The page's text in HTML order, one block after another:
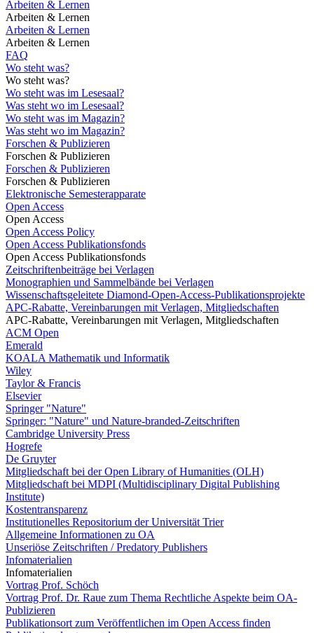
Arbeiten & Lernen
Arbeiten & Lernen
Arbeiten & Lernen
Arbeiten & Lernen
FAQ
Wo steht was?
Wo steht was?
Wo steht was im Lesesaal?
Was steht wo im Lesesaal?
Wo steht was im Magazin?
Was steht wo im Magazin?
Forschen & Publizieren
Forschen & Publizieren
Forschen & Publizieren
Forschen & Publizieren
Elektronische Semesterapparate
Open Access
Open Access
Open Access Policy
Open Access Publikationsfonds
Open Access Publikationsfonds
Zeitschriftenbeiträge bei Verlagen
Monographien und Sammelbände bei Verlagen
Wissenschaftsgeleitete Diamond-Open-Access-Publikationsprojekte
APC-Rabatte, Vereinbarungen mit Verlagen, Mitgliedschaften
APC-Rabatte, Vereinbarungen mit Verlagen, Mitgliedschaften
ACM Open
Emerald
KOALA Mathematik und Informatik
Wiley
Taylor & Francis
Elsevier
Springer "Nature"
Springer: "Nature" und Nature-branded-Zeitschriften
Cambridge University Press
Hogrefe
De Gruyter
Mitgliedschaft bei der Open Library of Humanities (OLH)
Mitgliedschaft bei MDPI (Multidisciplinary Digital Publishing
Institute)
Kostentransparenz
Institutionelles Repositorium der Universität Trier
Allgemeine Informationen zu OA
Unseriöse Zeitschriften / Predatory Publishers
Infomaterialien
Infomaterialien
Vortrag Prof. Schöch
Vortrag Prof. Dr. Raue zum Thema Rechtliche Aspekte beim OA-
Publizieren
Publikationsort zum Veröffentlichen im Open Access finden